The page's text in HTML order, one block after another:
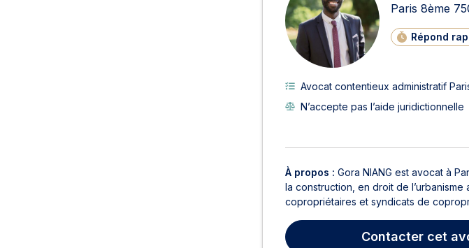
Paris 8ème
Répond
E
Avocat contentieux administratif
N’accepte pas l’aide juridictionnelle
À propos : Gora NIANG est avocat à
la construction, en droit de
copropriétaires et syndicats de
Contacter cet